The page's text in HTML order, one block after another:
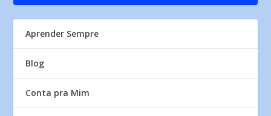
Aprender Sempre
Blog
Conta pra Mim